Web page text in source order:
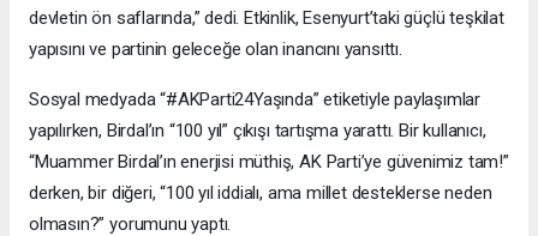
devletin ön saflarında,” dedi. Etkinlik, Esenyurt’taki güçlü teşkilat
yapısını ve partinin geleceğe olan inancını yansıttı.
Sosyal medyada “#AKParti24Yaşında” etiketiyle paylaşımlar
yapılırken, Birdal’ın “100 yıl” çıkışı tartışma yarattı. Bir kullanıcı,
“Muammer Birdal’ın enerjisi müthiş, AK Parti’ye güvenimiz tam!”
derken, bir diğeri, “100 yıl iddialı, ama millet desteklerse neden
olmasın?” yorumunu yaptı.